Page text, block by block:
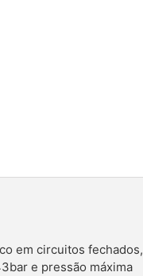
em circuitos fechados,
e pressão máxima